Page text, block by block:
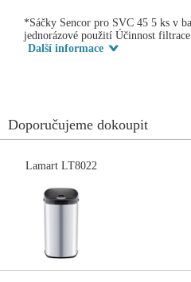
*Sáčky Sencor pro SVC 45 5 ks v
jednorázové použití Účinnost
Další informace
Doporučujeme dokoupit
Lamart LT8022